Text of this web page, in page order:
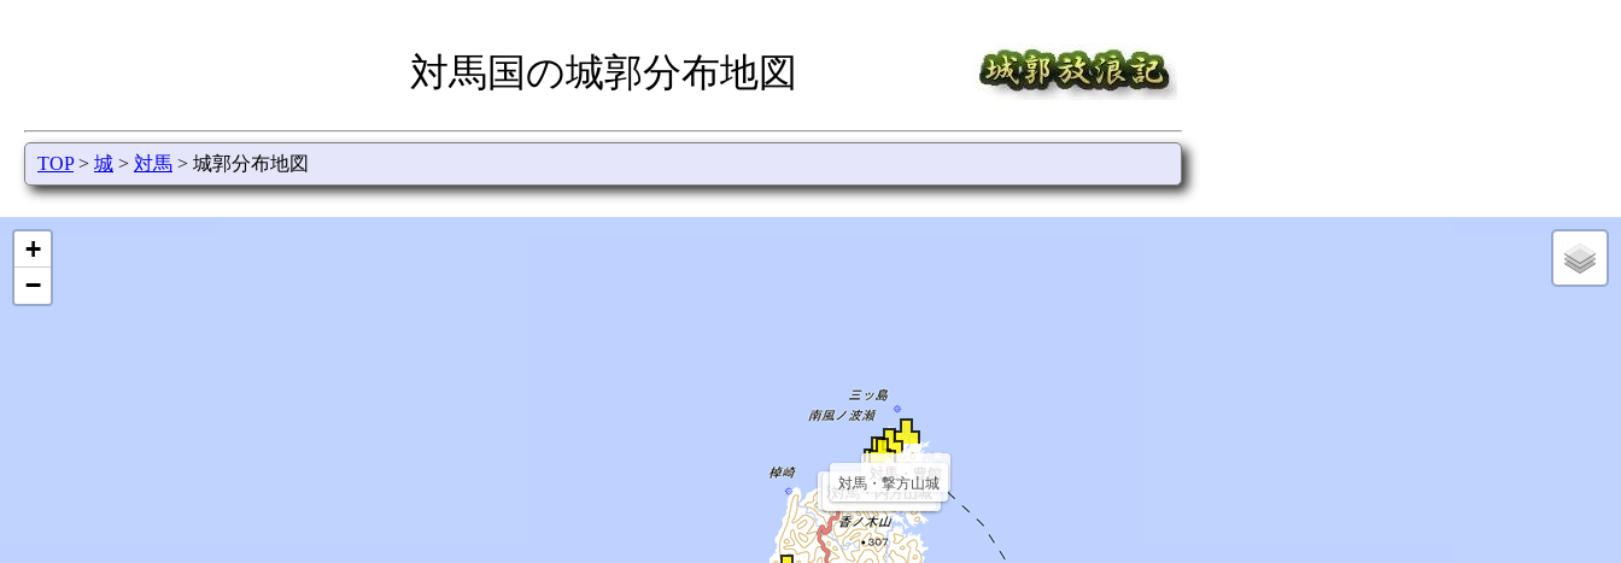
対馬国の城郭分布地図
TOP> 城 > 対馬 > 城郭分布地図
対馬・結石山城
対馬・内方山城
対馬・豊館
対馬・撃方山城
+
−